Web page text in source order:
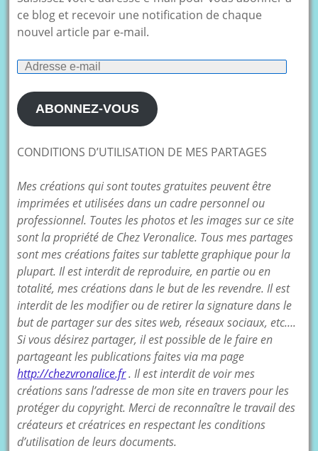
ce blog et recevoir une notification de chaque
nouvel article par e-mail.
Adresse
mail
ABONNEZ-VOUS
CONDITIONS D’UTILISATION DE MES PARTAGES
Mes créations qui sont toutes gratuites peuvent être
imprimées et utilisées dans un cadre personnel ou
professionnel. Toutes les photos et les images sur ce site
sont la propriété de Chez Veronalice. Tous mes partages
sont mes créations faites sur tablette graphique pour la
plupart. Il est interdit de reproduire, en partie ou en
totalité, mes créations dans le but de les revendre. Il est
interdit de les modifier ou de retirer la signature dans le
but de partager sur des sites web, réseaux sociaux, etc….
Si vous désirez partager, il est possible de le faire en
partageant les publications faites via ma page
http://chezvronalice.fr. Il est interdit de voir mes
créations sans l’adresse de mon site en travers pour les
protéger du copyright. Merci de reconnaître le travail des
créateurs et créatrices en respectant les conditions
d’utilisation de leurs documents.